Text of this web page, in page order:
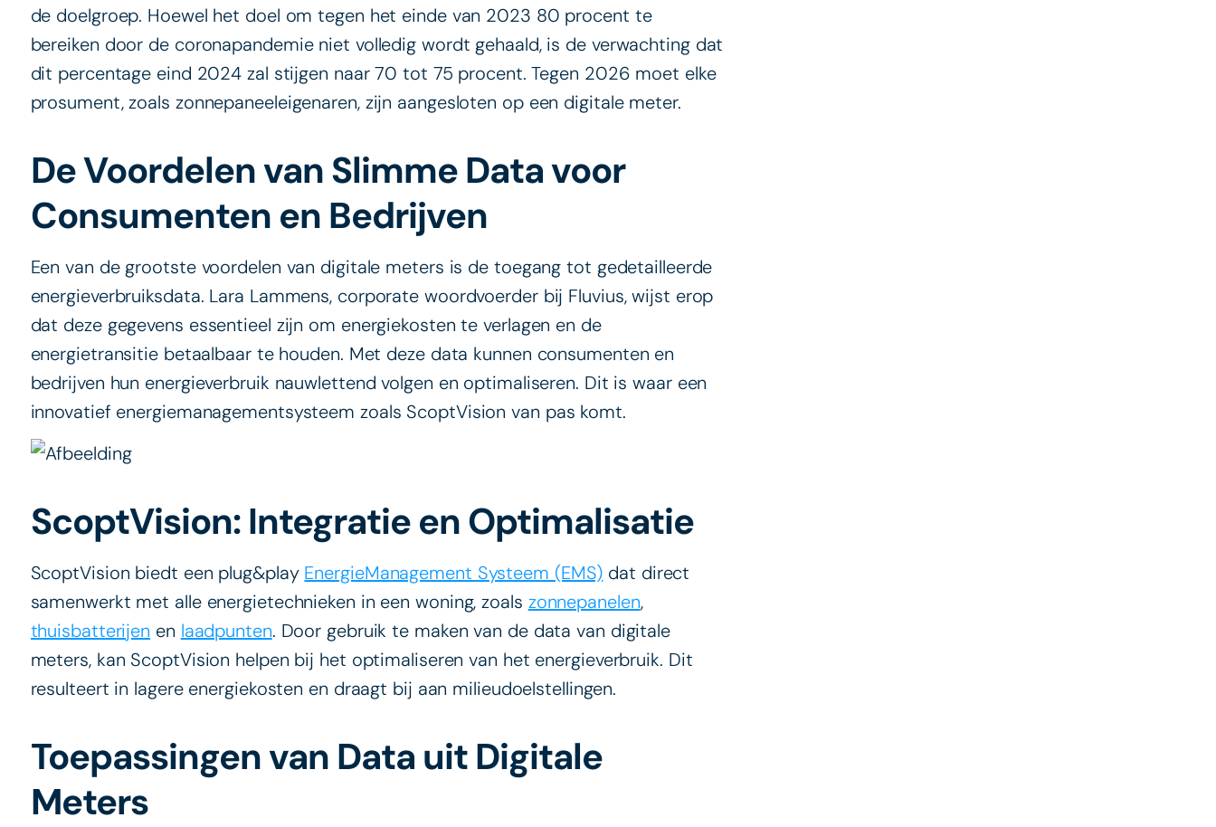
de doelgroep. Hoewel het doel om tegen het einde van 2023 80 procent te
bereiken door de coronapandemie niet volledig wordt gehaald, is de verwachting dat
dit percentage eind 2024 zal stijgen naar 70 tot 75 procent. Tegen 2026 moet elke
prosument, zoals zonnepaneeleigenaren, zijn aangesloten op een digitale meter.
De Voordelen van Slimme Data voor
Consumenten en Bedrijven
Een van de grootste voordelen van digitale meters is de toegang tot gedetailleerde
energieverbruiksdata. Lara Lammens, corporate woordvoerder bij Fluvius, wijst erop
dat deze gegevens essentieel zijn om energiekosten te verlagen en de
energietransitie betaalbaar te houden. Met deze data kunnen consumenten en
bedrijven hun energieverbruik nauwlettend volgen en optimaliseren. Dit is waar een
innovatief energiemanagementsysteem zoals ScoptVision van pas komt.
ScoptVision: Integratie en Optimalisatie
ScoptVision biedt een plug&play EnergieManagement Systeem (EMS) dat direct
samenwerkt met alle energietechnieken in een woning, zoals zonnepanelen,
thuisbatterijen en laadpunten. Door gebruik te maken van de data van digitale
meters, kan ScoptVision helpen bij het optimaliseren van het energieverbruik. Dit
resulteert in lagere energiekosten en draagt bij aan milieudoelstellingen.
Toepassingen van Data uit Digitale
Meters